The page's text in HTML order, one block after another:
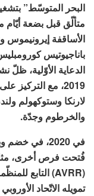
البحر المتوسّط”
متألّق قبل بضعة
الأساقفة إيرونيموس
باناجيوتيس
الدعاية الأوّلية،
2019، مع
لارنكا وستوكهولم
والخرطوم وجدّة.
في 2020، في
فُتحت فرص أخرى، مثل